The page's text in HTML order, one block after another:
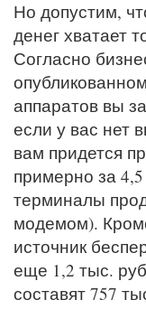
Но допустим,
денег хватает
Согласно
аппаратов вы
если у вас нет
вам придется
примерно за
терминалы
модемом).
источник
еще 1,2 тыс.
составят 757